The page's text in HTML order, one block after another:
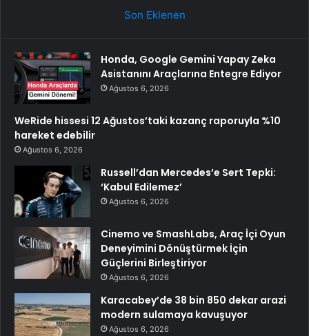
Son Eklenen
Honda, Google Gemini Yapay Zeka
Asistanını Araçlarına Entegre Ediyor
Ağustos 6, 2026
WeRide hissesi 12 Ağustos’taki kazanç raporuyla %10
hareket edebilir
Ağustos 6, 2026
Russell’dan Mercedes’e Sert Tepki:
‘Kabul Edilemez’
Ağustos 6, 2026
Cinemo ve SmashLabs, Araç İçi Oyun
Deneyimini Dönüştürmek İçin
Güçlerini Birleştiriyor
Ağustos 6, 2026
Karacabey’de 38 bin 850 dekar arazi
modern sulamaya kavuşuyor
Ağustos 6, 2026